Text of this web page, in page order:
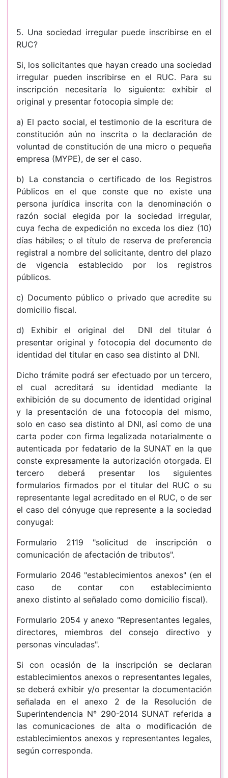
5. Una sociedad irregular puede inscribirse en el
RUC?
Si, los solicitantes que hayan creado una sociedad
irregular pueden inscribirse en el RUC. Para su
inscripción necesitaría lo siguiente: exhibir el
original y presentar fotocopia simple de:
a) El pacto social, el testimonio de la escritura de
constitución aún no inscrita o la declaración de
voluntad de constitución de una micro o pequeña
empresa (MYPE), de ser el caso.
b) La constancia o certificado de los Registros
Públicos en el que conste que no existe una
persona jurídica inscrita con la denominación o
razón social elegida por la sociedad irregular,
cuya fecha de expedición no exceda los diez (10)
días hábiles; o el título de reserva de preferencia
registral a nombre del solicitante, dentro del plazo
de vigencia establecido por los registros
públicos.
c) Documento público o privado que acredite su
domicilio fiscal.
d) Exhibir el original del DNI del titular ó
presentar original y fotocopia del documento de
identidad del titular en caso sea distinto al DNI.
Dicho trámite podrá ser efectuado por un tercero,
el cual acreditará su identidad mediante la
exhibición de su documento de identidad original
y la presentación de una fotocopia del mismo,
solo en caso sea distinto al DNI, así como de una
carta poder con firma legalizada notarialmente o
autenticada por fedatario de la SUNAT en la que
conste expresamente la autorización otorgada. El
tercero deberá presentar los siguientes
formularios firmados por el titular del RUC o su
representante legal acreditado en el RUC, o de ser
el caso del cónyuge que represente a la sociedad
conyugal:
Formulario 2119 "solicitud de inscripción o
comunicación de afectación de tributos".
Formulario 2046 "establecimientos anexos" (en el
caso de contar con establecimiento
anexo distinto al señalado como domicilio fiscal).
Formulario 2054 y anexo "Representantes legales,
directores, miembros del consejo directivo y
personas vinculadas".
Si con ocasión de la inscripción se declaran
establecimientos anexos o representantes legales,
se deberá exhibir y/o presentar la documentación
señalada en el anexo 2 de la Resolución de
Superintendencia N° 290-2014 SUNAT referida a
las comunicaciones de alta o modificación de
establecimientos anexos y representantes legales,
según corresponda.